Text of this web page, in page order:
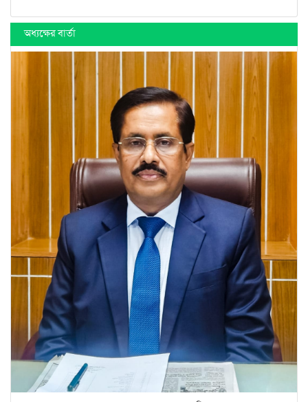
অধ্যক্ষের বার্তা